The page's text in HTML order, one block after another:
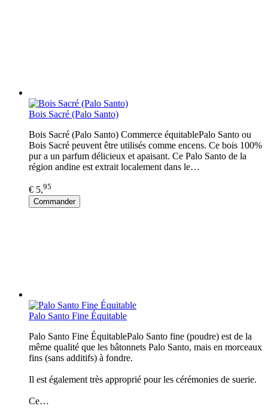
Bois Sacré (Palo Santo)
Bois Sacré (Palo Santo) Commerce équitablePalo Santo ou
Bois Sacré peuvent être utilisés comme encens. Ce bois 100%
pur a un parfum délicieux et apaisant. Ce Palo Santo de la
région andine est extrait localement dans le…
€ 5,95
Commander
Palo Santo Fine Équitable
Palo Santo Fine ÉquitablePalo Santo fine (poudre) est de la
même qualité que les bâtonnets Palo Santo, mais en morceaux
fins (sans additifs) à fondre.
Il est également très approprié pour les cérémonies de suerie.
Ce…